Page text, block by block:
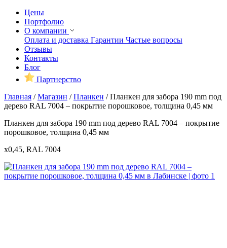
Цены
Портфолио
О компании
Оплата и доставка Гарантии Частые вопросы
Отзывы
Контакты
Блог
Партнерство
Главная /Магазин /Планкен /Планкен для забора 190 mm под
дерево RAL 7004 – покрытие порошковое, толщина 0,45 мм
Планкен для забора 190 mm под дерево RAL 7004 – покрытие
порошковое, толщина 0,45 мм
x0,45, RAL 7004